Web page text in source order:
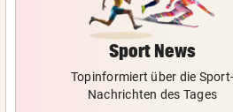
Sport News
Topinformiert über die Sport-
Nachrichten des Tages